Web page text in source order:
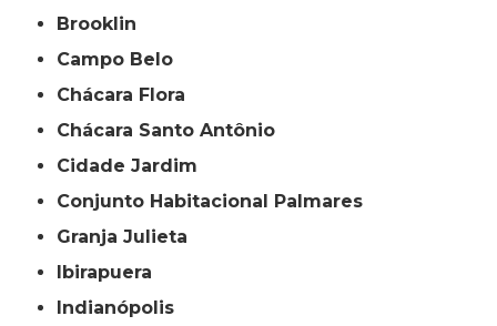
Brooklin
Campo Belo
Chácara Flora
Chácara Santo Antônio
Cidade Jardim
Conjunto Habitacional Palmares
Granja Julieta
Ibirapuera
Indianópolis